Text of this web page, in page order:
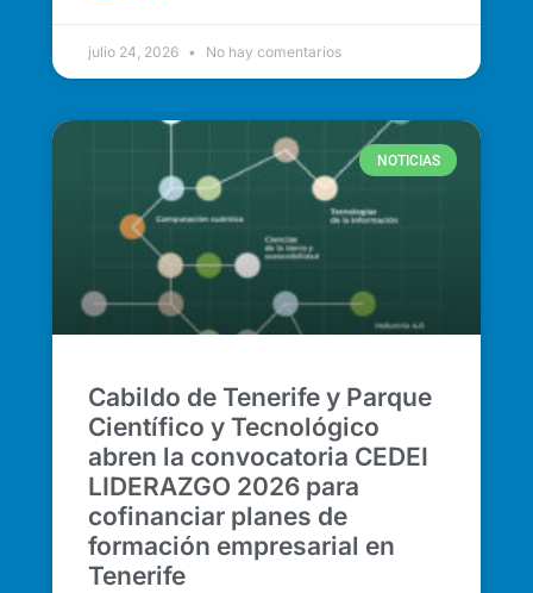
julio 24, 2026 No hay comentarios
NOTICIAS
Cabildo de Tenerife y Parque
Científico y Tecnológico
abren la convocatoria CEDEI
LIDERAZGO 2026 para
cofinanciar planes de
formación empresarial en
Tenerife